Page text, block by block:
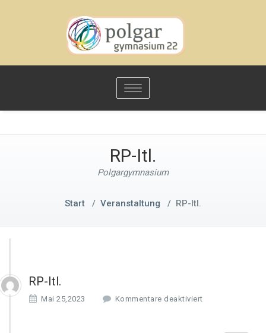
Toggle
navigation
RP-Itl.
Polgargymnasium
Start / Veranstaltung / RP-Itl.
RP-Itl.
Mai 25,2023 Kommentare deaktiviert